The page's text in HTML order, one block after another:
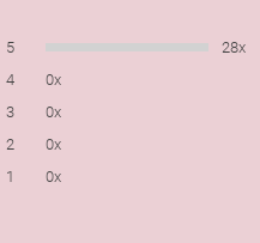
5
28x
4
0x
3
0x
2
0x
1
0x